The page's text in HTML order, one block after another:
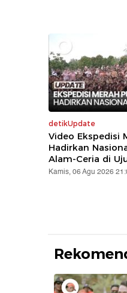
detikUpdate
Video Ekspedisi
Hadirkan
Alam-Ceria di
Kamis, 06 Agu 2026